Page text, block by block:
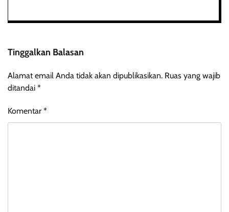
Tinggalkan Balasan
Alamat email Anda tidak akan dipublikasikan. Ruas yang wajib
ditandai *
Komentar *